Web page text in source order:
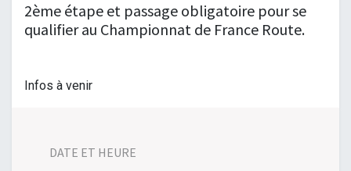
2ème étape et passage obligatoire pour se
qualifier au Championnat de France Route.
Infos à venir
DATE ET HEURE